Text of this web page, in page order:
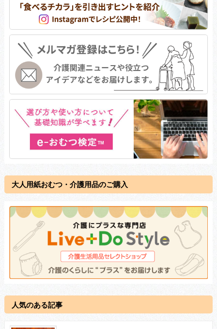
大人用紙おむつ・介護用品のご購入
人気のある記事